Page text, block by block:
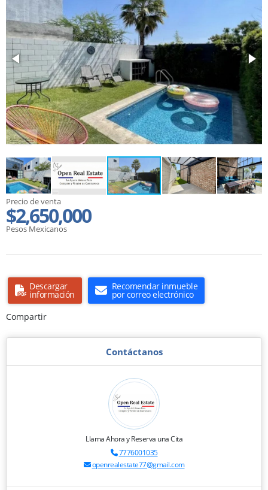
Precio de venta
$2,650,000
Pesos Mexicanos
Descargar
información
Recomendar inmueble
por correo electrónico
Compartir
Contáctanos
Llama Ahora y Reserva una Cita
7776001035
openrealestate77@gmail.com